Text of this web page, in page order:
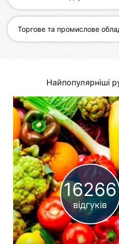
Чернівці
Суми
Карпати
Торгове та промислове
Найпопулярніші
16266
відгуків